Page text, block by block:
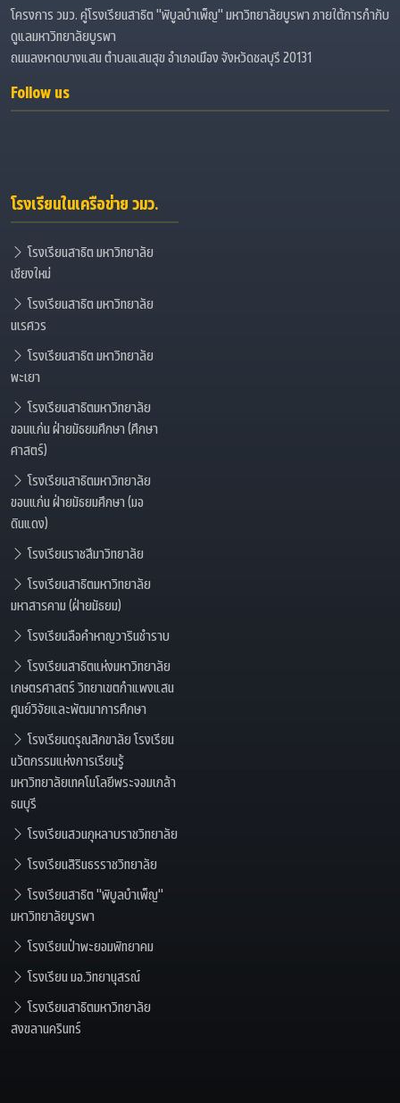
โครงการ วมว. คู่โรงเรียนสาธิต "พิบูลบำเพ็ญ" มหาวิทยาลัยบูรพา ภายใต้การกำกับ
ดูแลมหาวิทยาลัยบูรพา
ถนนลงหาดบางแสน ตำบลแสนสุข อำเภอเมือง จังหวัดชลบุรี 20131
Follow us
โรงเรียนในเครือข่าย วมว.
โรงเรียนสาธิต มหาวิทยาลัย
เชียงใหม่
โรงเรียนสาธิต มหาวิทยาลัย
นเรศวร
โรงเรียนสาธิต มหาวิทยาลัย
พะเยา
โรงเรียนสาธิตมหาวิทยาลัย
ขอนแก่น ฝ่ายมัธยมศึกษา (ศึกษา
ศาสตร์)
โรงเรียนสาธิตมหาวิทยาลัย
ขอนแก่น ฝ่ายมัธยมศึกษา (มอ
ดินแดง)
โรงเรียนราชสีมาวิทยาลัย
โรงเรียนสาธิตมหาวิทยาลัย
มหาสารคาม (ฝ่ายมัธยม)
โรงเรียนลือคำหาญวารินชำราบ
โรงเรียนสาธิตแห่งมหาวิทยาลัย
เกษตรศาสตร์ วิทยาเขตกำแพงแสน
ศูนย์วิจัยและพัฒนาการศึกษา
โรงเรียนดรุณสิกขาลัย โรงเรียน
นวัตกรรมแห่งการเรียนรู้
มหาวิทยาลัยเทคโนโลยีพระจอมเกล้า
ธนบุรี
โรงเรียนสวนกุหลาบราชวิทยาลัย
โรงเรียนสิรินธรราชวิทยาลัย
โรงเรียนสาธิต "พิบูลบำเพ็ญ"
มหาวิทยาลัยบูรพา
โรงเรียนป่าพะยอมพิทยาคม
โรงเรียน มอ.วิทยานุสรณ์
โรงเรียนสาธิตมหาวิทยาลัย
สงขลานครินทร์